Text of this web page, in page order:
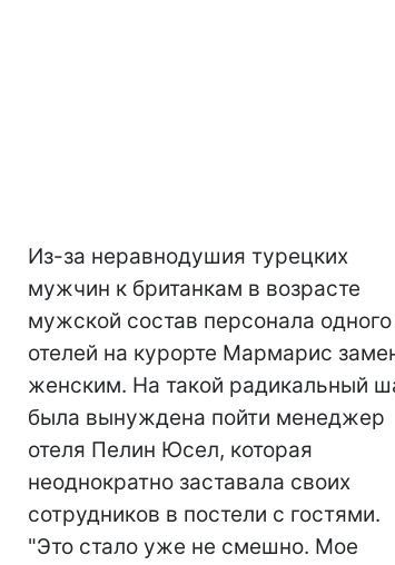
Из-за неравнодушия турецких
мужчин к британкам в возрасте
мужской состав персонала одного
отелей на курорте Мармарис
женским. На такой радикальный
была вынуждена пойти менеджер
отеля Пелин Юсел, которая
неоднократно заставала своих
сотрудников в постели с гостями.
"Это стало уже не смешно. Мое